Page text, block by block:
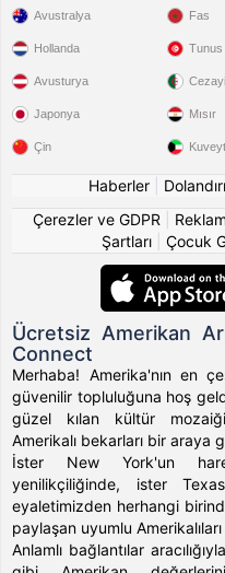
Avustralya
Hollanda
Avusturya
Japonya
Çin
Fas
Tunus
Mısır
Kuveyt
Haberler
Çerezler ve GDPR
Reklam
Şartları| Çocuk
Ücretsiz Amerikan
Connect
Merhaba! Amerika'nın en
güvenilir topluluğuna hoş
güzel kılan kültür
Amerikalı bekarları bir araya
İster New York'un
yenilikçiliğinde, ister
eyaletimizden herhangi
paylaşan uyumlu
Anlamlı bağlantılar